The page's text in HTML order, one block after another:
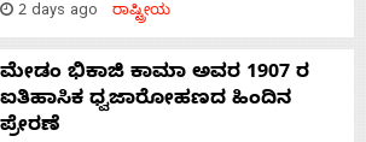
2 days ago ರಾಷ್ಟ್ರೀಯ
ಮೇಡಂ ಭಿಕಾಜಿ ಕಾಮಾ ಅವರ 1907 ರ
ಐತಿಹಾಸಿಕ ಧ್ವಜಾರೋಹಣದ ಹಿಂದಿನ
ಪ್ರೇರಣೆ